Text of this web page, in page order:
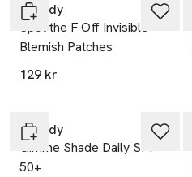
Scandy
Spot the F Off Invisible
Blemish Patches
129 kr
Scandy
Gimme Shade Daily SPF
50+